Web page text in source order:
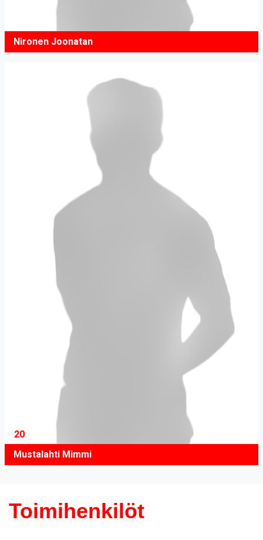
Nironen Joonatan
20
Mustalahti Mimmi
Toimihenkilöt